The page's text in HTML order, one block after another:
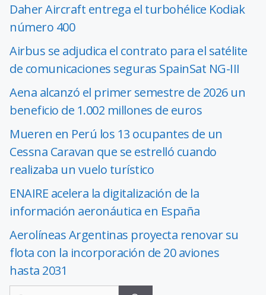
Daher Aircraft entrega el turbohélice Kodiak
número 400
Airbus se adjudica el contrato para el satélite
de comunicaciones seguras SpainSat NG-III
Aena alcanzó el primer semestre de 2026 un
beneficio de 1.002 millones de euros
Mueren en Perú los 13 ocupantes de un
Cessna Caravan que se estrelló cuando
realizaba un vuelo turístico
ENAIRE acelera la digitalización de la
información aeronáutica en España
Aerolíneas Argentinas proyecta renovar su
flota con la incorporación de 20 aviones
hasta 2031